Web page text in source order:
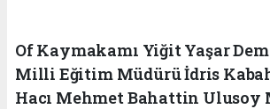
Of Kaymakamı Yiğit Yaşar
Milli Eğitim Müdürü İdris
Hacı Mehmet Bahattin Ulusoy